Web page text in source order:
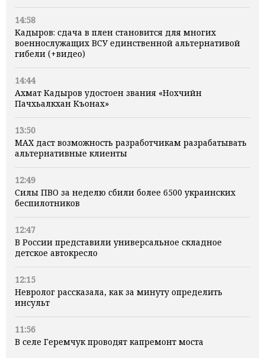
14:58
Кадыров: сдача в плен становится для многих
военнослужащих ВСУ единственной альтернативой
гибели (+видео)
14:44
Ахмат Кадыров удостоен звания «Нохчийн
Пачхьалкхан Къонах»
13:50
MAX даст возможность разработчикам разрабатывать
альтернативные клиенты
12:49
Силы ПВО за неделю сбили более 6500 украинских
беспилотников
12:47
В России представили универсальное складное
детское автокресло
12:15
Невролог рассказала, как за минуту определить
инсульт
11:56
В селе Геремчук проводят капремонт моста